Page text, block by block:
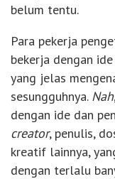
belum tentu.
Para pekerja
bekerja dengan
yang jelas
sesungguhnya. Nah
dengan ide dan
creator, penulis,
kreatif lainnya,
dengan terlalu